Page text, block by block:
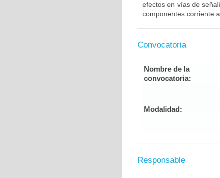
efectos en vías de
componentes corriente
Convocatoria
Nombre de la
convocatoria:
Modalidad:
Responsable